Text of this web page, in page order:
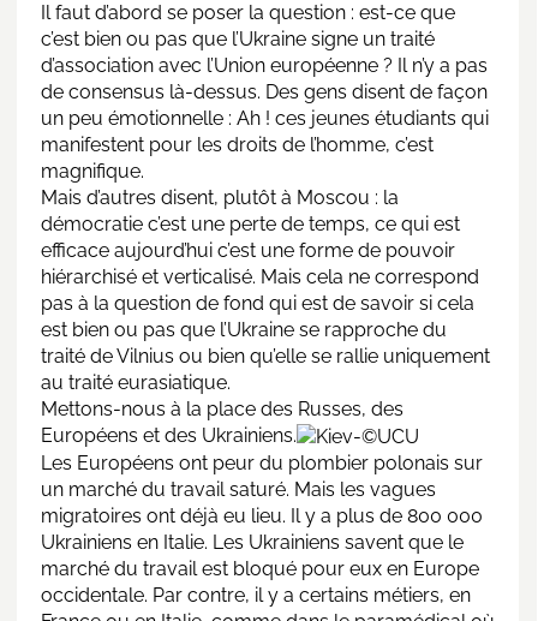
Il faut d’abord se poser la question : est-ce que
c’est bien ou pas que l’Ukraine signe un traité
d’association avec l’Union européenne ? Il n’y a pas
de consensus là-dessus. Des gens disent de façon
un peu émotionnelle : Ah ! ces jeunes étudiants qui
manifestent pour les droits de l’homme, c’est
magnifique.
Mais d’autres disent, plutôt à Moscou : la
démocratie c’est une perte de temps, ce qui est
efficace aujourd’hui c’est une forme de pouvoir
hiérarchisé et verticalisé. Mais cela ne correspond
pas à la question de fond qui est de savoir si cela
est bien ou pas que l’Ukraine se rapproche du
traité de Vilnius ou bien qu’elle se rallie uniquement
au traité eurasiatique.
Mettons-nous à la place des Russes, des
Européens et des Ukrainiens.
Les Européens ont peur du plombier polonais sur
un marché du travail saturé. Mais les vagues
migratoires ont déjà eu lieu. Il y a plus de 800 000
Ukrainiens en Italie. Les Ukrainiens savent que le
marché du travail est bloqué pour eux en Europe
occidentale. Par contre, il y a certains métiers, en